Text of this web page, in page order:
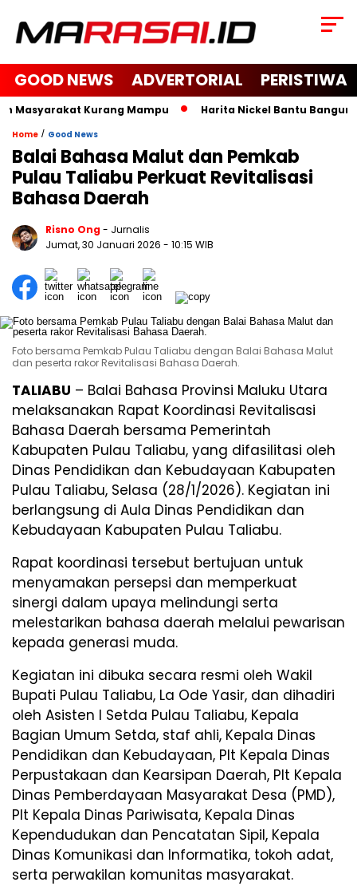
GOOD NEWS ADVERTORIAL PERISTIWA
Kurang Mampu Harita Nickel Bantu Bangun
Home / Good News
Balai Bahasa Malut dan Pemkab
Pulau Taliabu Perkuat Revitalisasi
Bahasa Daerah
Risno Ong- Jurnalis
Jumat, 30 Januari 2026 - 10:15 WIB
Foto bersama Pemkab Pulau Taliabu dengan Balai Bahasa Malut
dan peserta rakor Revitalisasi Bahasa Daerah.
TALIABU – Balai Bahasa Provinsi Maluku Utara
melaksanakan Rapat Koordinasi Revitalisasi
Bahasa Daerah bersama Pemerintah
Kabupaten Pulau Taliabu, yang difasilitasi oleh
Dinas Pendidikan dan Kebudayaan Kabupaten
Pulau Taliabu, Selasa (28/1/2026). Kegiatan ini
berlangsung di Aula Dinas Pendidikan dan
Kebudayaan Kabupaten Pulau Taliabu.
Rapat koordinasi tersebut bertujuan untuk
menyamakan persepsi dan memperkuat
sinergi dalam upaya melindungi serta
melestarikan bahasa daerah melalui pewarisan
kepada generasi muda.
Kegiatan ini dibuka secara resmi oleh Wakil
Bupati Pulau Taliabu, La Ode Yasir, dan dihadiri
oleh Asisten I Setda Pulau Taliabu, Kepala
Bagian Umum Setda, staf ahli, Kepala Dinas
Pendidikan dan Kebudayaan, Plt Kepala Dinas
Perpustakaan dan Kearsipan Daerah, Plt Kepala
Dinas Pemberdayaan Masyarakat Desa (PMD),
Plt Kepala Dinas Pariwisata, Kepala Dinas
Kependudukan dan Pencatatan Sipil, Kepala
Dinas Komunikasi dan Informatika, tokoh adat,
serta perwakilan komunitas masyarakat.